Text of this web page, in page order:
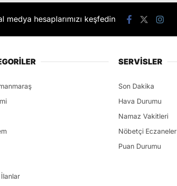
medya hesaplarımızı keşfedin
SERVİSLER
Son Dakika
Hava Durumu
Namaz Vakitleri
Nöbetçi Eczaneler
Puan Durumu